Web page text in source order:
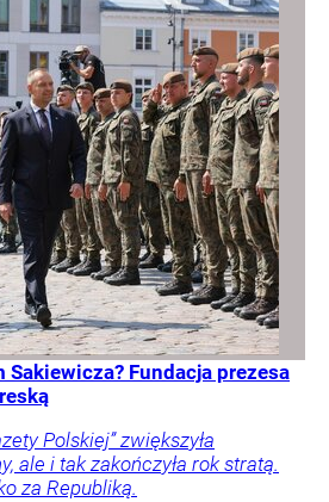
Sakiewicza? Fundacja prezesa
Polskiej” zwiększyła
ale i tak zakończyła rok stratą.
za Republiką.